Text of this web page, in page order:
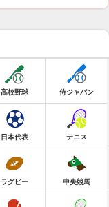
高校野球 侍ジャパン
日本代表 テニス
ラグビー 中央競馬